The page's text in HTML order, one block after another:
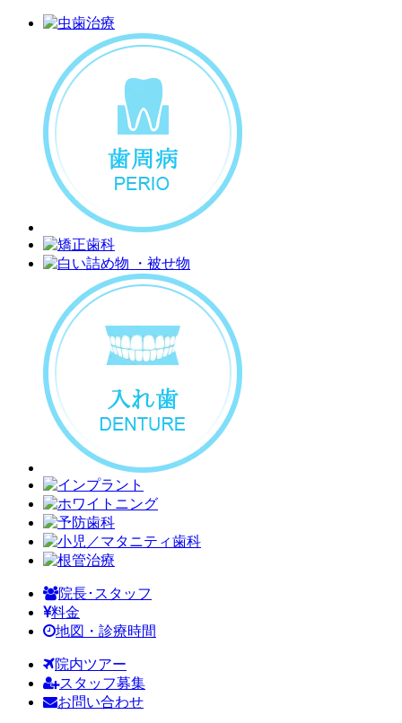
院長･スタッフ
料金
地図・診療時間
院内ツアー
スタッフ募集
お問い合わせ